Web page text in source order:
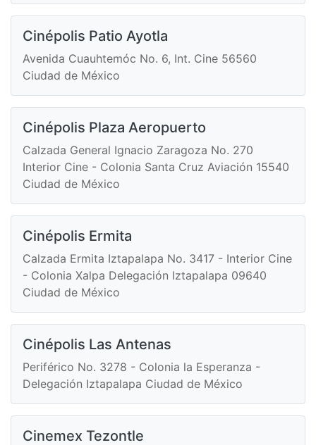
Cinépolis Patio Ayotla
Avenida Cuauhtemóc No. 6, Int. Cine 56560
Ciudad de México
Cinépolis Plaza Aeropuerto
Calzada General Ignacio Zaragoza No. 270
Interior Cine - Colonia Santa Cruz Aviación 15540
Ciudad de México
Cinépolis Ermita
Calzada Ermita Iztapalapa No. 3417 - Interior Cine
- Colonia Xalpa Delegación Iztapalapa 09640
Ciudad de México
Cinépolis Las Antenas
Periférico No. 3278 - Colonia la Esperanza -
Delegación Iztapalapa Ciudad de México
Cinemex Tezontle